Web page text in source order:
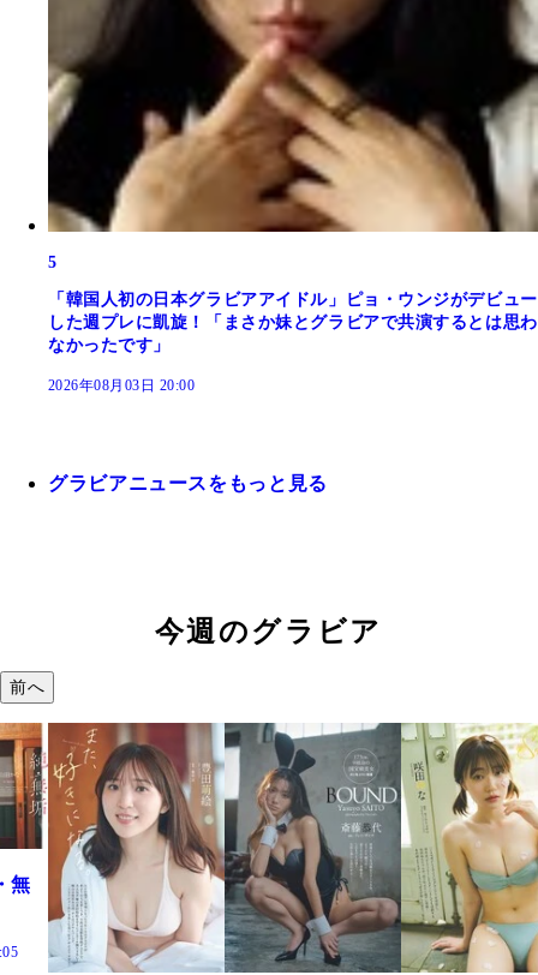
5
「韓国人初の日本グラビアアイドル」ピョ・ウンジがデビュー
した週プレに凱旋！「まさか妹とグラビアで共演するとは思わ
なかったです」
2026年08月03日 20:00
グラビアニュースをもっと見る
今週のグラビア
前へ